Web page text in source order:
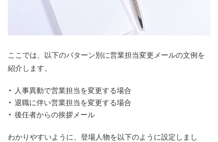
ここでは、以下のパターン別に営業担当変更メールの文例を
紹介します。
人事異動で営業担当を変更する場合
退職に伴い営業担当を変更する場合
後任者からの挨拶メール
わかりやすいように、登場人物を以下のように設定しまし